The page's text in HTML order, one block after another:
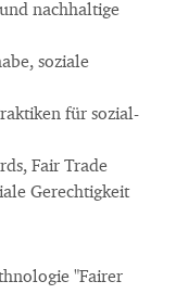
nachhaltige
soziale
für sozial-
Fair Trade
Gerechtigkeit
"Fairer